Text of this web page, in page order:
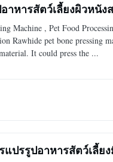
หารสัตว์เลี้ยงผิวหนัง
Machine , Pet Food
Rawhide pet bone pressing
It could press the ...
ปรรูปอาหารสัตว์เลี้ย